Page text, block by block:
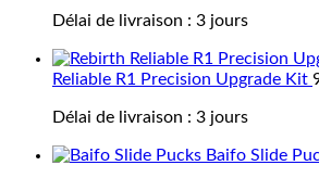
Délai de livraison : 3 jours
Reliable R1 Precision Upgrade Kit
Délai de livraison : 3 jours
Baifo Slide